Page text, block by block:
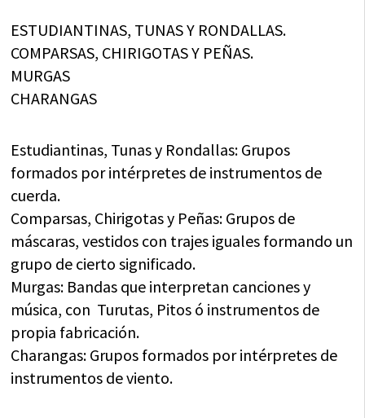
ESTUDIANTINAS, TUNAS Y RONDALLAS.
COMPARSAS, CHIRIGOTAS Y PEÑAS.
MURGAS
CHARANGAS
Estudiantinas, Tunas y Rondallas: Grupos
formados por intérpretes de instrumentos de
cuerda.
Comparsas, Chirigotas y Peñas: Grupos de
máscaras, vestidos con trajes iguales formando un
grupo de cierto significado.
Murgas: Bandas que interpretan canciones y
música, con Turutas, Pitos ó instrumentos de
propia fabricación.
Charangas: Grupos formados por intérpretes de
instrumentos de viento.